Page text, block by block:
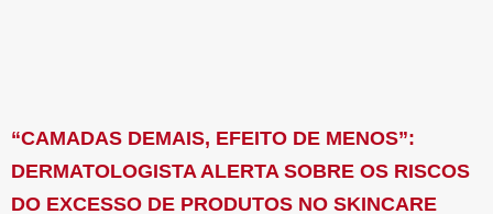
“CAMADAS DEMAIS, EFEITO DE MENOS”:
DERMATOLOGISTA ALERTA SOBRE OS RISCOS
DO EXCESSO DE PRODUTOS NO SKINCARE